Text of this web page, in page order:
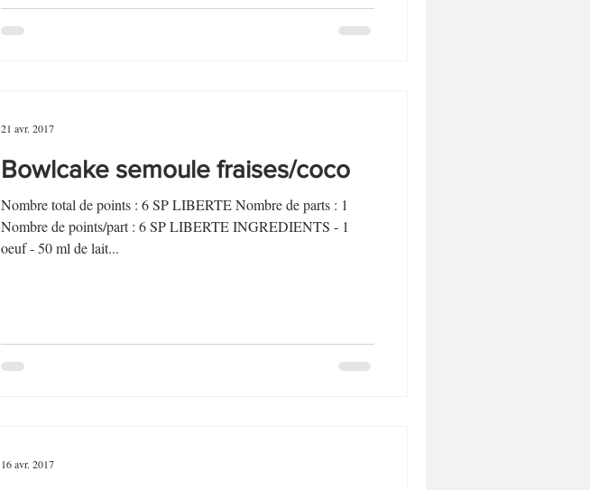
Bowlcake semoule fraises/coco
Nombre total de points : 6 SP LIBERTE Nombre de parts : 1
Nombre de points/part : 6 SP LIBERTE INGREDIENTS - 1
oeuf - 50 ml de lait...
21 avr. 2017
16 avr. 2017